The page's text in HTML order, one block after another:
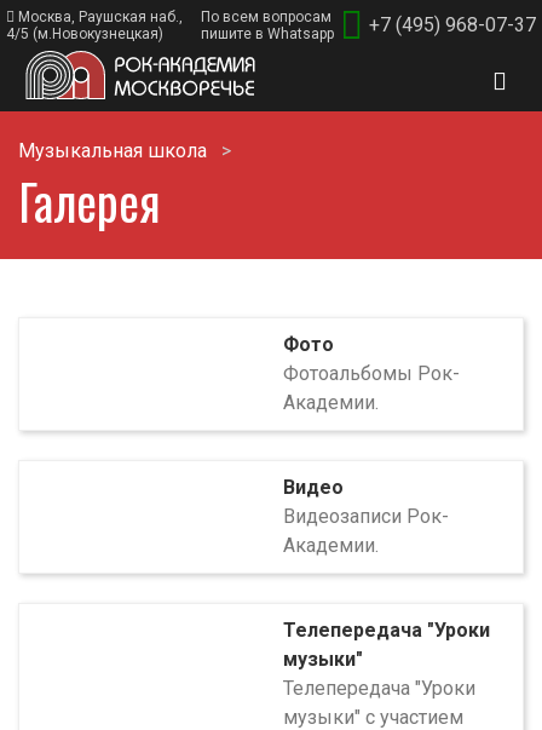
Москва, Раушская наб.,
4/5 (м.Новокузнецкая)
По всем вопросам
пишите в Whatsapp
+7 (495) 968-07-37
Музыкальная школа
Галерея
Фото
Фотоальбомы Рок-
Академии.
Видео
Видеозаписи Рок-
Академии.
Телепередача "Уроки
музыки"
Телепередача "Уроки
музыки" с участием